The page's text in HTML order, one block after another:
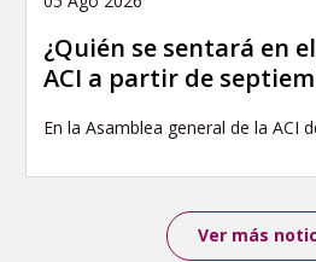
¿Quién se sentará en
ACI a partir de
En la Asamblea general de la ACI
Ver más